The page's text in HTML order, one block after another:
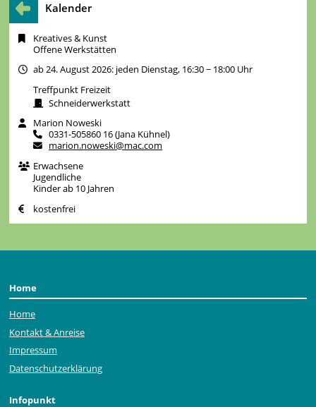
Kalender
Kreatives & Kunst
Offene Werkstätten
ab 24. August 2026: jeden Dienstag, 16:30 − 18:00 Uhr
Treffpunkt Freizeit
Schneiderwerkstatt
Marion Noweski
0331-505860 16 (Jana Kühnel)
marion.noweski@mac.com
Erwachsene
Jugendliche
Kinder ab 10 Jahren
kostenfrei
Home
Home
Kontakt & Anreise
Impressum
Datenschutzerklärung
Infopunkt